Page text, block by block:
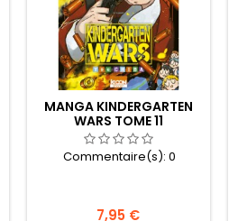
MANGA KINDERGARTEN
WARS TOME 11
Commentaire(s): 0
Prix
7,95 €